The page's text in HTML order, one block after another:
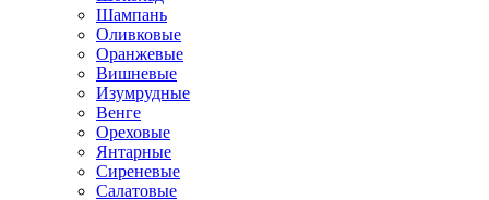
Шампань
Оливковые
Оранжевые
Вишневые
Изумрудные
Венге
Ореховые
Янтарные
Сиреневые
Салатовые